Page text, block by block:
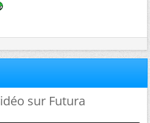
sur Futura